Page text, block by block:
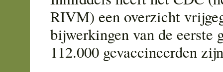
RIVM) een overzicht
bijwerkingen van de eerste
112.000 gevaccineerden